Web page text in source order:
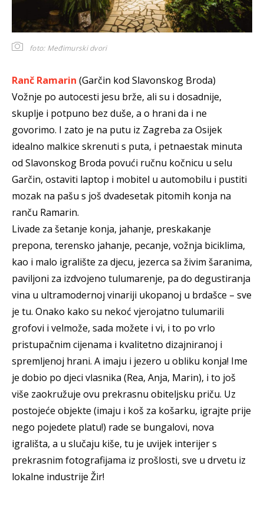
foto: Međimurski dvori
Ranč Ramarin (Garčin kod Slavonskog Broda)
Vožnje po autocesti jesu brže, ali su i dosadnije,
skuplje i potpuno bez duše, a o hrani da i ne
govorimo. I zato je na putu iz Zagreba za Osijek
idealno malkice skrenuti s puta, i petnaestak minuta
od Slavonskog Broda povući ručnu kočnicu u selu
Garčin, ostaviti laptop i mobitel u automobilu i pustiti
mozak na pašu s još dvadesetak pitomih konja na
ranču Ramarin.
Livade za šetanje konja, jahanje, preskakanje
prepona, terensko jahanje, pecanje, vožnja biciklima,
kao i malo igralište za djecu, jezerca sa živim šaranima,
paviljoni za izdvojeno tulumarenje, pa do degustiranja
vina u ultramodernoj vinariji ukopanoj u brdašce – sve
je tu. Onako kako su nekoć vjerojatno tulumarili
grofovi i velmože, sada možete i vi, i to po vrlo
pristupačnim cijenama i kvalitetno dizajniranoj i
spremljenoj hrani. A imaju i jezero u obliku konja! Ime
je dobio po djeci vlasnika (Rea, Anja, Marin), i to još
više zaokružuje ovu prekrasnu obiteljsku priču. Uz
postojeće objekte (imaju i koš za košarku, igrajte prije
nego pojedete platu!) rade se bungalovi, nova
igrališta, a u slučaju kiše, tu je uvijek interijer s
prekrasnim fotografijama iz prošlosti, sve u drvetu iz
lokalne industrije Žir!